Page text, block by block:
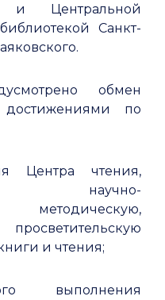
и Центральной
Санкт-
обмен
по
Центра чтения,
научно-
методическую,
и чтения;
выполнения